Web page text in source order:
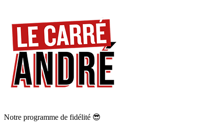
Notre programme de fidélité 😎